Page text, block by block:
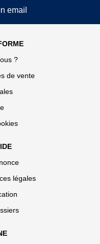
email
?
de vente
légales